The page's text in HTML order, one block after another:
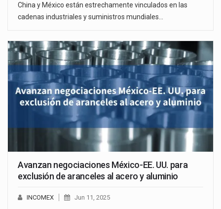
China y México están estrechamente vinculados en las
cadenas industriales y suministros mundiales…
Avanzan negociaciones México-EE. UU. para
exclusión de aranceles al acero y aluminio
INCOMEX Jun 11, 2025